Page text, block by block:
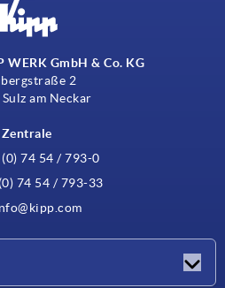
WERK GmbH & Co. KG
2
am Neckar
Zentrale
74 54 / 793-0
74 54 / 793-33